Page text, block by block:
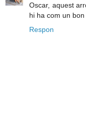
Oscar, aquest
hi ha com un
Respon